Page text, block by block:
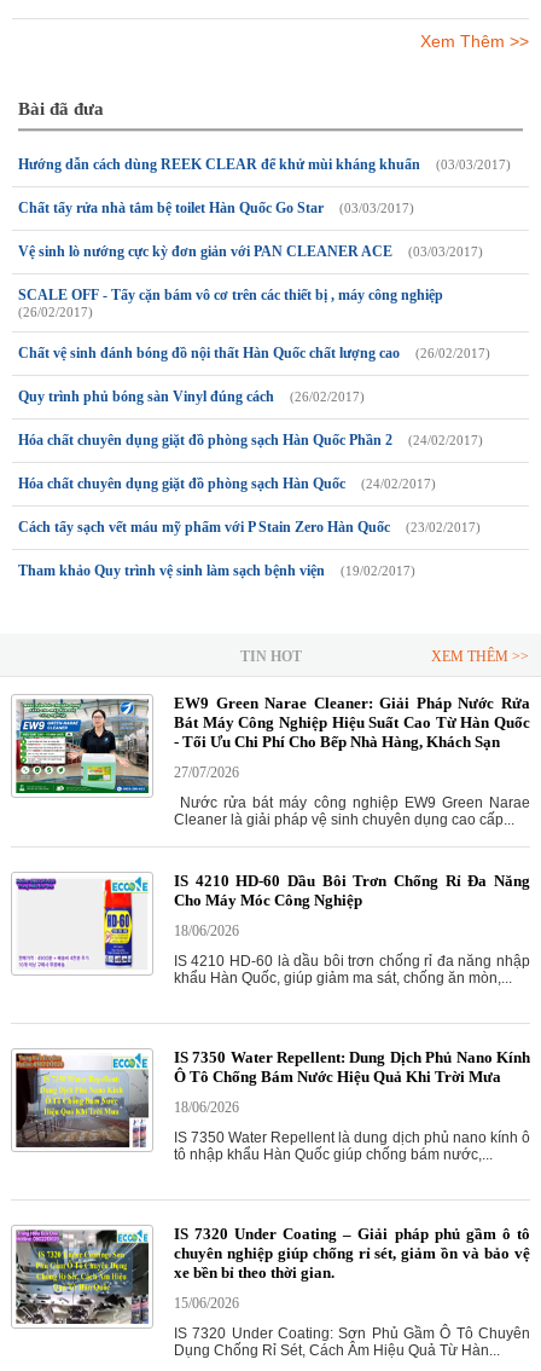
Xem Thêm >>
Bài đã đưa
Hướng dẫn cách dùng REEK CLEAR để khử mùi kháng khuẩn (03/03/2017)
Chất tẩy rửa nhà tắm bệ toilet Hàn Quốc Go Star (03/03/2017)
Vệ sinh lò nướng cực kỳ đơn giản với PAN CLEANER ACE (03/03/2017)
SCALE OFF - Tẩy cặn bám vô cơ trên các thiết bị , máy công nghiệp
(26/02/2017)
Chất vệ sinh đánh bóng đồ nội thất Hàn Quốc chất lượng cao (26/02/2017)
Quy trình phủ bóng sàn Vinyl đúng cách (26/02/2017)
Hóa chất chuyên dụng giặt đồ phòng sạch Hàn Quốc Phần 2 (24/02/2017)
Hóa chất chuyên dụng giặt đồ phòng sạch Hàn Quốc (24/02/2017)
Cách tẩy sạch vết máu mỹ phẩm với P Stain Zero Hàn Quốc (23/02/2017)
Tham khảo Quy trình vệ sinh làm sạch bệnh viện (19/02/2017)
TIN HOT XEM THÊM >>
EW9 Green Narae Cleaner: Giải Pháp Nước Rửa
Bát Máy Công Nghiệp Hiệu Suất Cao Từ Hàn Quốc
- Tối Ưu Chi Phí Cho Bếp Nhà Hàng, Khách Sạn
27/07/2026
Nước rửa bát máy công nghiệp EW9 Green Narae
Cleaner là giải pháp vệ sinh chuyên dụng cao cấp...
IS 4210 HD-60 Dầu Bôi Trơn Chống Rỉ Đa Năng
Cho Máy Móc Công Nghiệp
18/06/2026
IS 4210 HD-60 là dầu bôi trơn chống rỉ đa năng nhập
khẩu Hàn Quốc, giúp giảm ma sát, chống ăn mòn,...
IS 7350 Water Repellent: Dung Dịch Phủ Nano Kính
Ô Tô Chống Bám Nước Hiệu Quả Khi Trời Mưa
18/06/2026
IS 7350 Water Repellent là dung dịch phủ nano kính ô
tô nhập khẩu Hàn Quốc giúp chống bám nước,...
IS 7320 Under Coating – Giải pháp phủ gầm ô tô
chuyên nghiệp giúp chống rỉ sét, giảm ồn và bảo vệ
xe bền bỉ theo thời gian.
15/06/2026
IS 7320 Under Coating: Sơn Phủ Gầm Ô Tô Chuyên
Dụng Chống Rỉ Sét, Cách Âm Hiệu Quả Từ Hàn...